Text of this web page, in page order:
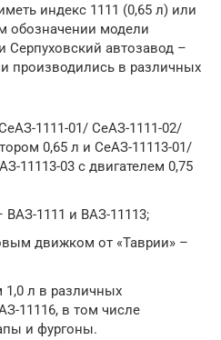
индекс 1111 (0,65 л) или
обозначении модели
автозавод –
производились в различных
1111-01/ СеАЗ-1111-02/
0,65 л и СеАЗ-11113-01/
11113-03 с двигателем 0,75
1111 и ВАЗ-11113;
движком от «Таврии» –
л в различных
11116, в том числе
и фургоны.